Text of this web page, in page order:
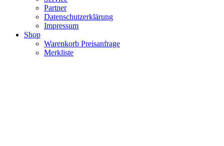
Partner
Datenschutzerklärung
Impressum
Shop
Warenkorb Preisanfrage
Merkliste